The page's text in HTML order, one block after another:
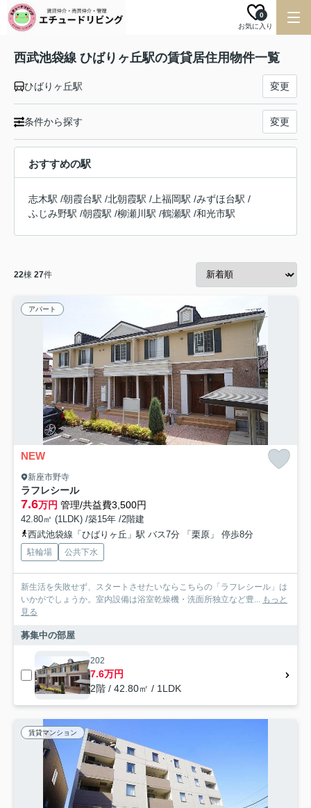
お気に入り
0
西武池袋線 ひばりヶ丘駅の賃貸居住用物件一覧
ひばりヶ丘駅 変更
条件から探す 変更
おすすめの駅
志木駅 /朝霞台駅 /北朝霞駅 / 上福岡駅 /みずほ台駅 /
ふじみ野駅 /朝霞駅 /柳瀬川駅 /鶴瀬駅 /和光市駅
22棟 27件
アパート
NEW
新座市野寺
ラフレシール
7.6万円 管理/共益費3,500円
42.80㎡ (1LDK) /築15年 /2階建
西武池袋線「ひばりヶ丘」駅 バス7分 「栗原」 停歩8分
駐輪場 公共下水
新生活を失敗せず、スタートさせたいならこちらの「ラフレシール」は
いかがでしょうか。室内設備は浴室乾燥機・洗面所独立など豊... もっと
見る
募集中の部屋
202
7.6万円
2階 / 42.80㎡ / 1LDK
賃貸マンション